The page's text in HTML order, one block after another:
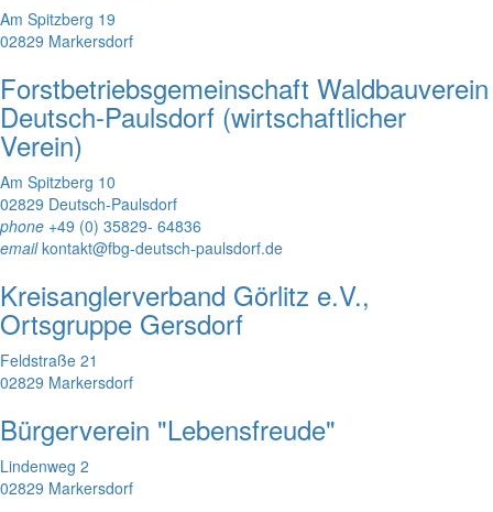
Am Spitzberg 19
02829 Markersdorf
Forstbetriebsgemeinschaft Waldbauverein
Deutsch-Paulsdorf (wirtschaftlicher
Verein)
Am Spitzberg 10
02829 Deutsch-Paulsdorf
phone +49 (0) 35829- 64836
emailkontakt@fbg-deutsch-paulsdorf.de
Kreisanglerverband Görlitz e.V.,
Ortsgruppe Gersdorf
Feldstraße 21
02829 Markersdorf
Bürgerverein "Lebensfreude"
Lindenweg 2
02829 Markersdorf